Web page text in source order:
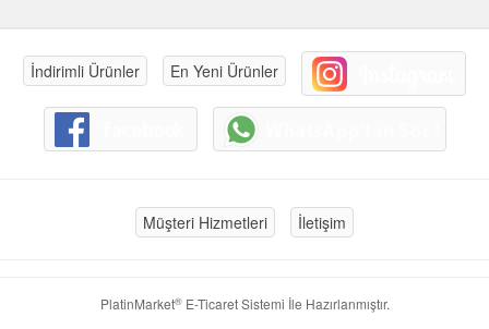
İndirimli Ürünler En Yeni Ürünler
Müşteri Hizmetleri İletişim
PlatinMarket®E-Ticaret Sistemi İle Hazırlanmıştır.